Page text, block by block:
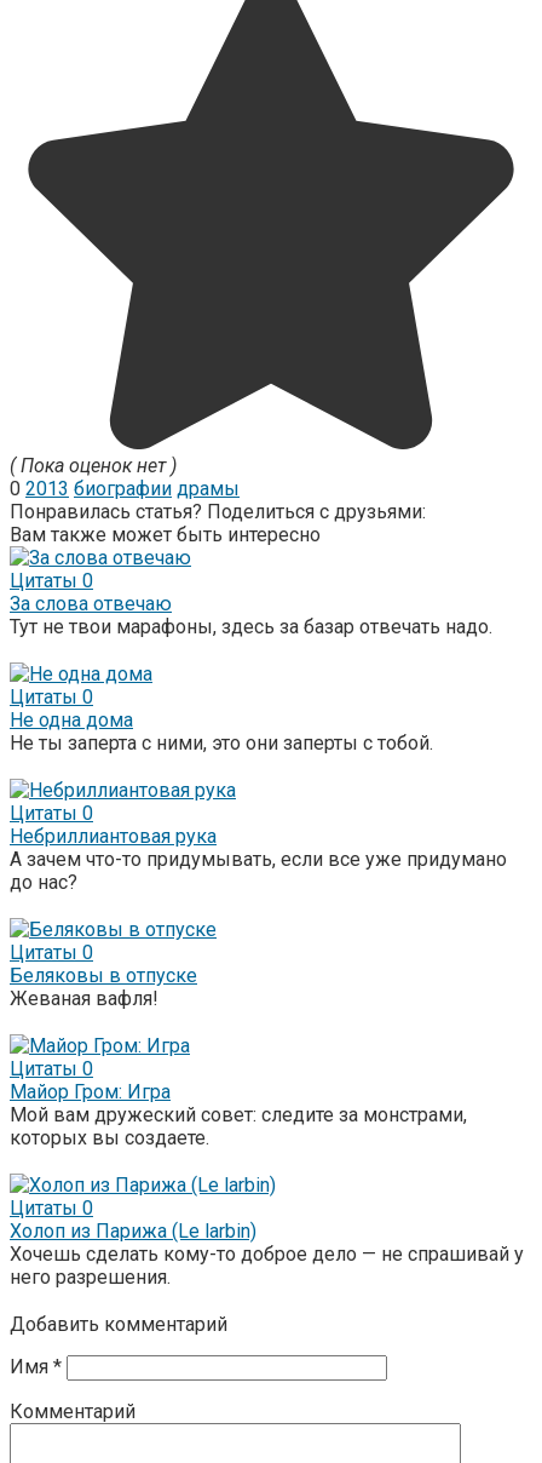
( Пока оценок нет )
0 2013 биографии драмы
Понравилась статья? Поделиться с друзьями:
Вам также может быть интересно
Цитаты 0
За слова отвечаю
Тут не твои марафоны, здесь за базар отвечать надо.
Цитаты 0
Не одна дома
Не ты заперта с ними, это они заперты с тобой.
Цитаты 0
Небриллиантовая рука
А зачем что-то придумывать, если все уже придумано
до нас?
Цитаты 0
Беляковы в отпуске
Жеваная вафля!
Цитаты 0
Майор Гром: Игра
Мой вам дружеский совет: следите за монстрами,
которых вы создаете.
Цитаты 0
Холоп из Парижа (Le larbin)
Хочешь сделать кому-то доброе дело — не спрашивай у
него разрешения.
Добавить комментарий
Имя *
Комментарий